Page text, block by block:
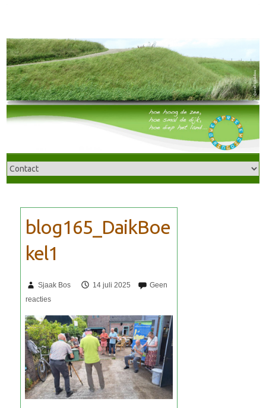
Sjaak Bos 14 juli 2025